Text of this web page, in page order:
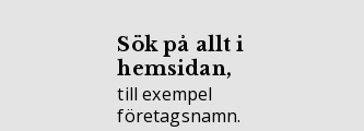
Sök på allt i
hemsidan,
till exempel
företagsnamn.